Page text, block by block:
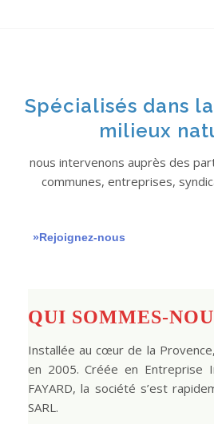
Spécialisés dans
milieux
nous intervenons auprès des
communes, entreprises,
»Rejoignez-nous
QUI SOMMES-
Installée au cœur de la
en 2005. Créée en Entreprise
FAYARD, la société s’est
SARL.